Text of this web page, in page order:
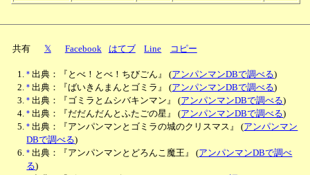
共有 𝕏 Facebook はてブ Line コピー
* 出典：『とべ！とべ！ちびごん』(アンパンマンDBで調べる)
* 出典：『ばいきんまんとゴミラ』(アンパンマンDBで調べる)
* 出典：『ゴミラとムシバキンマン』(アンパンマンDBで調べる)
* 出典：『だだんだんとふたごの星』(アンパンマンDBで調べる)
* 出典：『アンパンマンとゴミラの城のクリスマス』(アンパンマン
DBで調べる)
* 出典：『アンパンマンとどろんこ魔王』(アンパンマンDBで調べ
る)